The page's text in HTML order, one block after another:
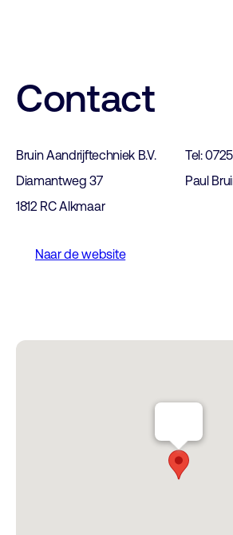
Contact
Bruin Aandrijftechniek B.V.
Diamantweg 37
1812 RC Alkmaar
Tel:
Paul
Naar de website